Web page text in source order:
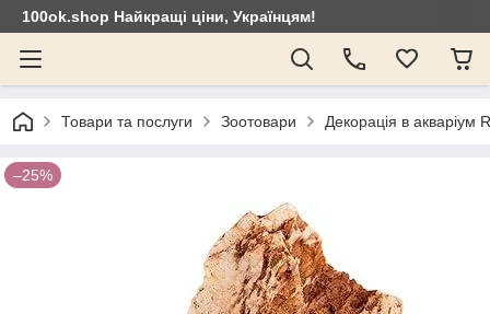
100ok.shop Найкращі ціни, Українцям!
Товари та послуги Зоотовари Декорація в
–25%